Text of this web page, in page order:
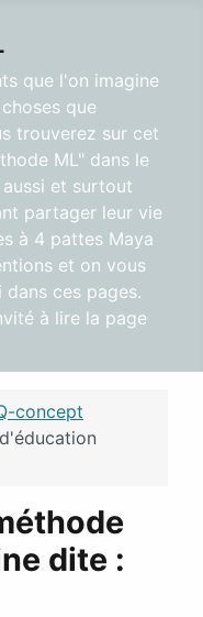
que l'on imagine
que
trouverez sur cet
ML" dans le
et surtout
partager leur vie
à 4 pattes Maya
et on vous
ces pages.
à lire la page
concept
dite :